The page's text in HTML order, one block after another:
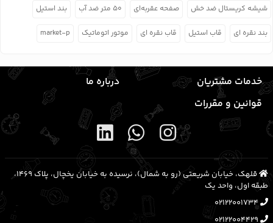
شیشه کریستال ضد خش صفحه عقربه‌ای ۵۰ متر ضد آب بند استیل
بند نقره ای قاب استیل قاب نقره ای موتور اتوماتیک market-p
خدمات مشتریان
درباره ما
قوانین و مقررات
قلهک، خیابان شریعتی (رو به شمال)، نرسیده به خیابان یخچال، پلاک ۱۴۶۹،
طبقه اول، واحد یک
02122001734
02122004429